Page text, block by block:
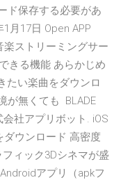
ド保存する必要があ
月17日 Open APP
ストリーミングサー
きる機能 あらかじめ
たい楽曲をダウンロ
が無くても BLADE
社アプリボット. iOS
ダウンロード 高密度
ィック3Dシネマが盛
アプリ（apkフ